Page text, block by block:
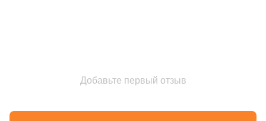
Добавьте первый отзыв